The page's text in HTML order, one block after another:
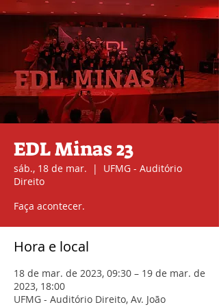
EDL Minas 23
sáb., 18 de mar.
  |
UFMG - Auditório
Direito
Faça acontecer.
Hora e local
18 de mar. de 2023, 09:30 – 19 de mar. de
2023, 18:00
UFMG - Auditório Direito, Av. João